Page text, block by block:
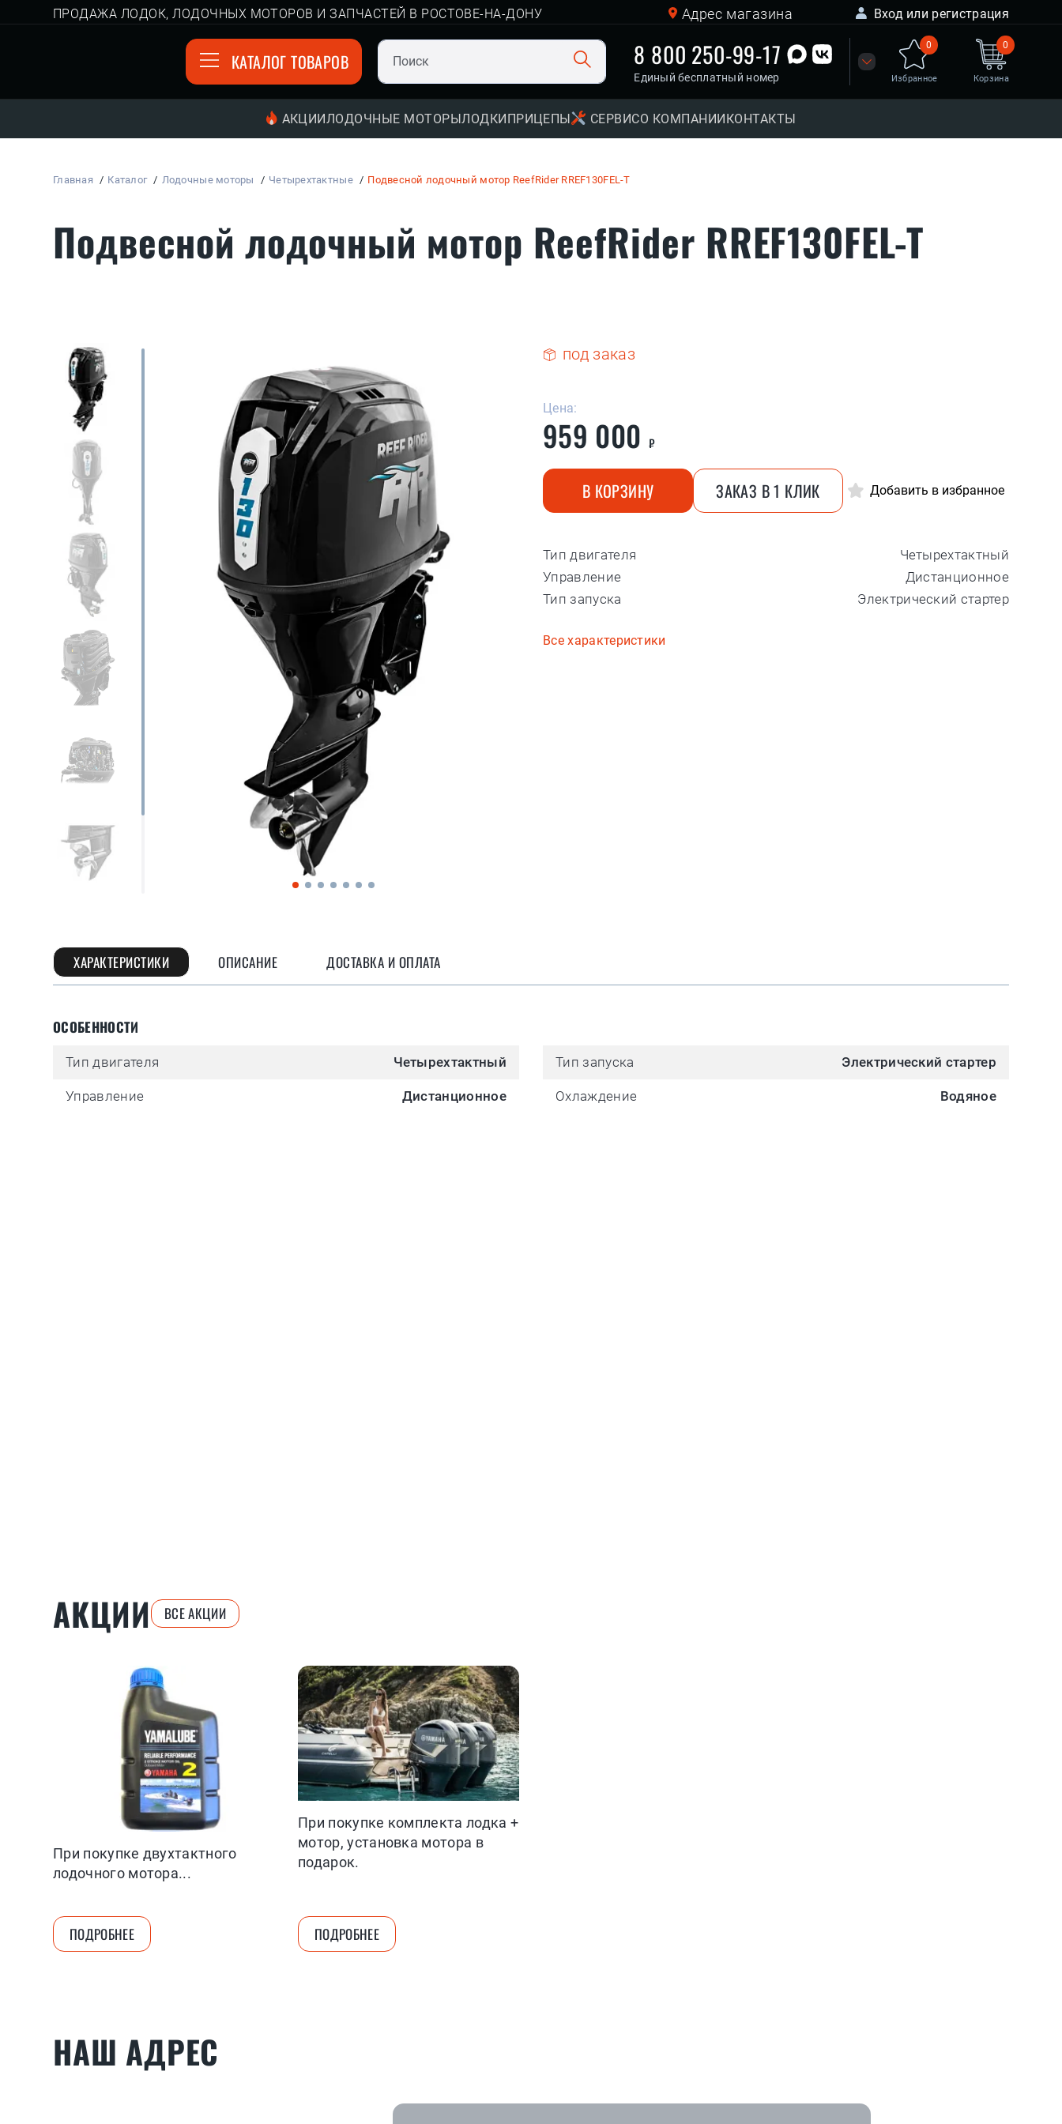
ПРОДАЖА ЛОДОК, ЛОДОЧНЫХ МОТОРОВ И ЗАПЧАСТЕЙ В РОСТОВЕ-НА-ДОНУ Адрес магазина Вход или регистрация
КАТАЛОГ ТОВАРОВ 8 800 250-99-17
Единый бесплатный номер
0
Избранное
0
Корзина
АКЦИИЛОДОЧНЫЕ МОТОРЫЛОДКИПРИЦЕПЫ СЕРВИСО КОМПАНИИКОНТАКТЫ
Главная Каталог Лодочные моторы Четырехтактные Подвесной лодочный мотор ReefRider RREF130FEL-T
Подвесной лодочный мотор ReefRider RREF130FEL-T
под заказ
Цена:
959 000 ₽
В КОРЗИНУ ЗАКАЗ В 1 КЛИК Добавить в избранное
Тип двигателя
Четырехтактный
Управление
Дистанционное
Тип запуска
Электрический стартер
Все характеристики
ХАРАКТЕРИСТИКИ ОПИСАНИЕ ДОСТАВКА И ОПЛАТА
ОСОБЕННОСТИ
Тип двигателя Четырехтактный
Управление Дистанционное
Тип запуска Электрический стартер
Охлаждение Водяное
АКЦИИ ВСЕ АКЦИИ
При покупке двухтактного
лодочного мотора...
ПОДРОБНЕЕ
При покупке комплекта лодка +
мотор, установка мотора в
подарок.
ПОДРОБНЕЕ
НАШ АДРЕС